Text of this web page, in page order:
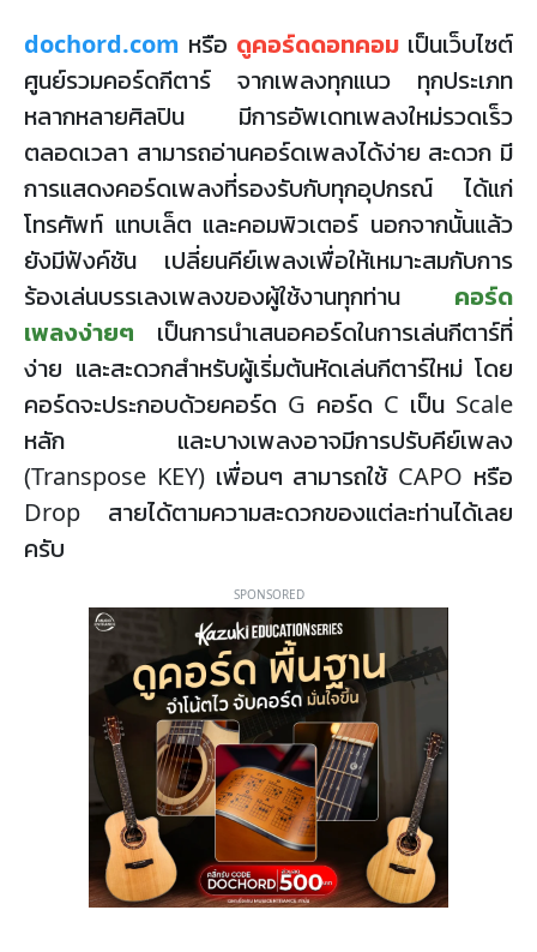
dochord.com หรือ ดูคอร์ดดอทคอม เป็นเว็บไซต์
ศูนย์รวมคอร์ดกีตาร์ จากเพลงทุกแนว ทุกประเภท
หลากหลายศิลปิน มีการอัพเดทเพลงใหม่รวดเร็ว
ตลอดเวลา สามารถอ่านคอร์ดเพลงได้ง่าย สะดวก มี
การแสดงคอร์ดเพลงที่รองรับกับทุกอุปกรณ์ ได้แก่
โทรศัพท์ แทบเล็ต และคอมพิวเตอร์ นอกจากนั้นแล้ว
ยังมีฟังค์ชัน เปลี่ยนคีย์เพลงเพื่อให้เหมาะสมกับการ
ร้องเล่นบรรเลงเพลงของผู้ใช้งานทุกท่าน คอร์ด
เพลงง่ายๆ เป็นการนำเสนอคอร์ดในการเล่นกีตาร์ที่
ง่าย และสะดวกสำหรับผู้เริ่มต้นหัดเล่นกีตาร์ใหม่ โดย
คอร์ดจะประกอบด้วยคอร์ด G คอร์ด C เป็น Scale
หลัก และบางเพลงอาจมีการปรับคีย์เพลง
(Transpose KEY) เพื่อนๆ สามารถใช้ CAPO หรือ
Drop สายได้ตามความสะดวกของแต่ละท่านได้เลย
ครับ
SPONSORED